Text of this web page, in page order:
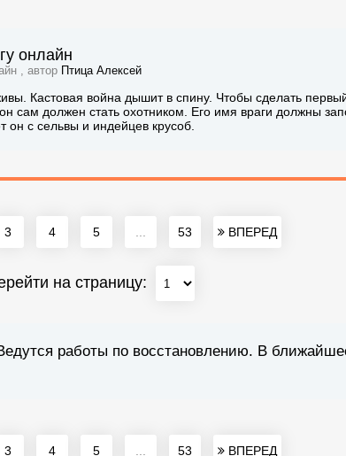
онлайн
, автор Птица Алексей
Кастовая война дышит в спину. Чтобы сделать
сам должен стать охотником. Его имя враги должны
с сельвы и индейцев крусоб.
3 4 5 53 ВПЕРЕД
на страницу:
работы по восстановлению. В
3 4 5 53 ВПЕРЕД